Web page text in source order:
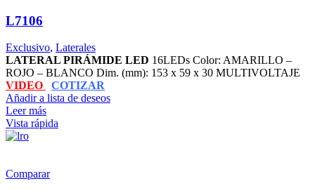
L7106
Exclusivo, Laterales
LATERAL PIRÁMIDE LED 16LEDs Color: AMARILLO –
ROJO – BLANCO Dim. (mm): 153 x 59 x 30 MULTIVOLTAJE
VIDEO
COTIZAR
Añadir a lista de deseos
Leer más
Vista rápida
Comparar